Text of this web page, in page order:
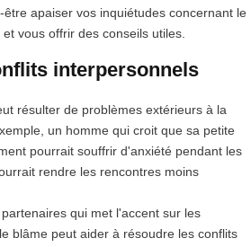
apaiser vos inquiétudes concernant le
vous offrir des conseils utiles.
interpersonnels
résulter de problèmes extérieurs à la
un homme qui croit que sa petite
pourrait souffrir d'anxiété pendant les
rendre les rencontres moins
qui met l'accent sur les
blâme peut aider à résoudre les conflits